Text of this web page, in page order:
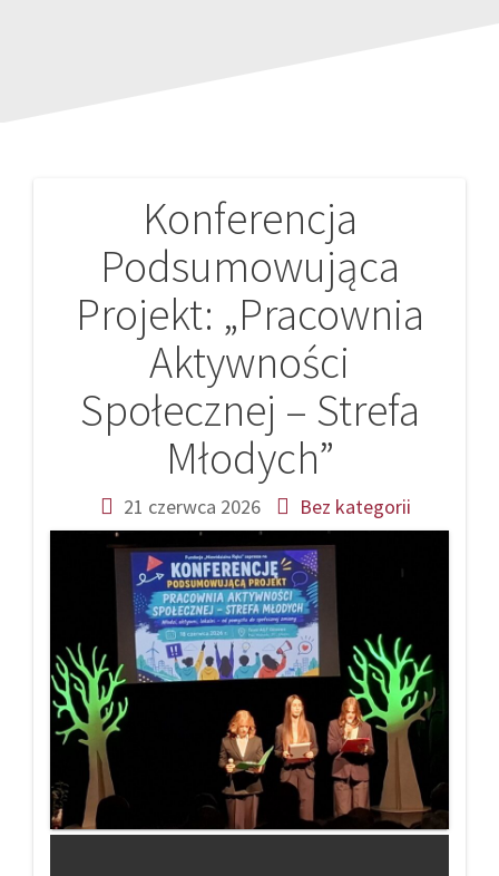
Konferencja
Podsumowująca
Projekt: „Pracownia
Aktywności
Społecznej – Strefa
Młodych”
21 czerwca 2026 Bez kategorii
Nawigacja
wpisu